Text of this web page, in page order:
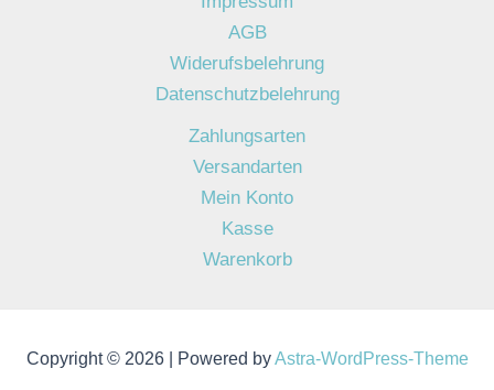
AGB
Widerufsbelehrung
Datenschutzbelehrung
Zahlungsarten
Versandarten
Mein Konto
Kasse
Warenkorb
Copyright © 2026 | Powered byAstra-WordPress-Theme